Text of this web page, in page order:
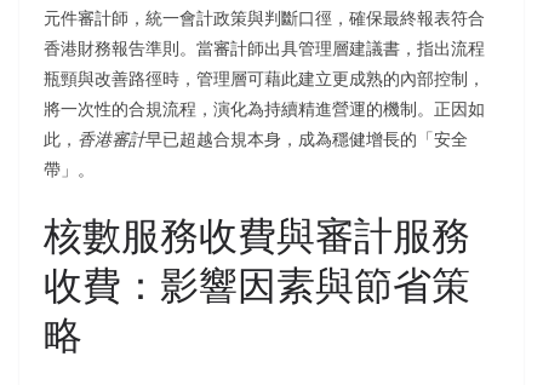
元件審計師，統一會計政策與判斷口徑，確保最終報表符合
香港財務報告準則。當審計師出具管理層建議書，指出流程
瓶頸與改善路徑時，管理層可藉此建立更成熟的內部控制，
將一次性的合規流程，演化為持續精進營運的機制。正因如
此， 香港審計早已超越合規本身，成為穩健增長的「安全
帶」。
核數服務收費與審計服務
收費：影響因素與節省策
略